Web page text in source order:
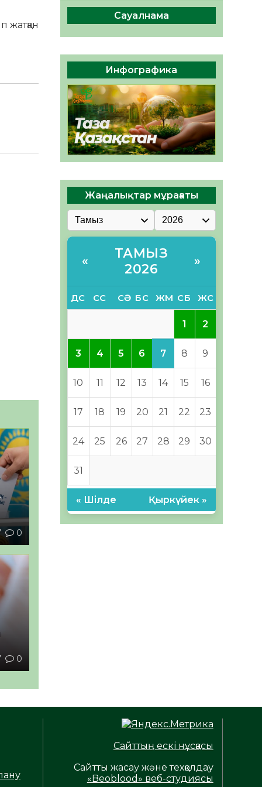
жатқан
0
0
беруге дайын
ӘРБІР ДАУЫС – ҚОҒАМ
ДАМУЫНА ҚОСЫЛҒАН
ҮЛЕС
05.08.2026
36 0
Сауалнама
Инфографика
Жаңалықтар мұрағаты
«
ТАМЫЗ
2026
»
ДС СС СӘ БС ЖМ СБ ЖС
1 2
3 4 5 6 7 8 9
10 11 12 13 14 15 16
17 18 19 20 21 22 23
24 25 26 27 28 29 30
31
« Шілде Қыркүйек »
Сайттың ескі нұсқасы
Сайтты жасау және техқолдау
«Beoblood» веб-студиясы